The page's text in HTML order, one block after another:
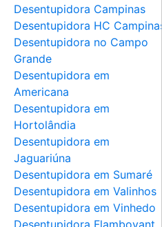
Desentupidora Campinas
Desentupidora HC Campinas
Desentupidora no Campo
Grande
Desentupidora em
Americana
Desentupidora em
Hortolândia
Desentupidora em
Jaguariúna
Desentupidora em Sumaré
Desentupidora em Valinhos
Desentupidora em Vinhedo
Desentupidora Flamboyant